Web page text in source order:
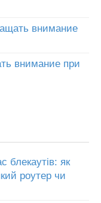
внимание
внимание при
блекаутів: як
роутер чи